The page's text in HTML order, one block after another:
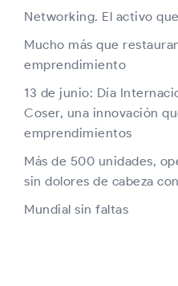
Networking. El activo
Mucho más que
emprendimiento
13 de junio: Día
Coser, una innovación
emprendimientos
Más de 500 unidades,
sin dolores de cabeza
Mundial sin faltas